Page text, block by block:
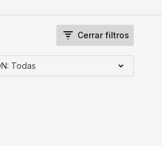
Cerrar filtros